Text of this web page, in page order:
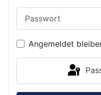
Angemeldet